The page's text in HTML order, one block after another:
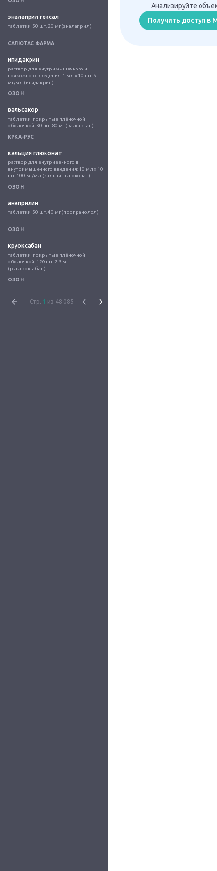
эналаприл гексал
таблетки: 50 шт. 20 мг (эналаприл)
САЛЮТАС ФАРМА
ипидакрин
раствор для внутримышечного и
подкожного введения: 1 мл x 10 шт. 5
мг/мл (ипидакрин)
ОЗОН
вальсакор
таблетки, покрытые плёночной
оболочкой: 30 шт. 80 мг (валсартан)
КРКА-РУС
кальция глюконат
раствор для внутривенного и
внутримышечного введения: 10 мл x 10
шт. 100 мг/мл (кальция глюконат)
ОЗОН
анаприлин
таблетки: 50 шт. 40 мг (пропранолол)
ОЗОН
круоксабан
таблетки, покрытые плёночной
оболочкой: 120 шт. 2.5 мг
(ривароксабан)
ОЗОН
Стр. 1 из 48 085
Анализируйте
Получить доступ в